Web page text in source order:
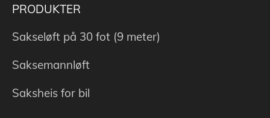
PRODUKTER
Sakseløft på 30 fot (9 meter)
Saksemannløft
Saksheis for bil